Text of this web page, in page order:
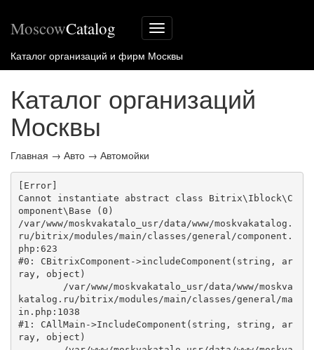
Меню
сайта
MoscowCatalog
Каталог организаций и фирм Москвы
Каталог организаций
Москвы
Главная → Авто → Автомойки
[Error]
Cannot instantiate abstract class Bitrix\Iblock\C
omponent\Base (0)
/var/www/moskvakatalo_usr/data/www/moskvakatalog.
ru/bitrix/modules/main/classes/general/component.
php:623
#0: CBitrixComponent->includeComponent(string, ar
ray, object)
katalog.ru/bitrix/modules/main/classes/general/ma
in.php:1038
#1: CAllMain->IncludeComponent(string, string, ar
ray, object)